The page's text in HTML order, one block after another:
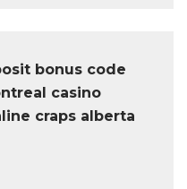
bonus code
casino
craps alberta